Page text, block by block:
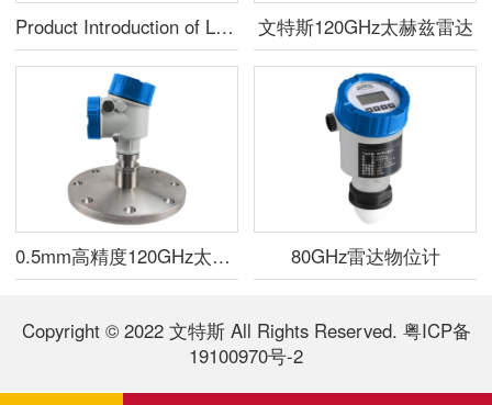
Product Introduction of LRD701 / LRD702 Radar Level Meter 文特斯120GHz太赫兹雷达
0.5mm高精度120GHz太赫兹雷达液位计 80GHz雷达物位计
Copyright © 2022 文特斯 All Rights Reserved. 粤ICP备
19100970号-2